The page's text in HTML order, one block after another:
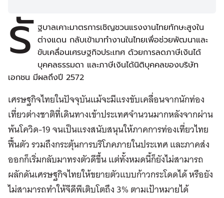
รั ฐบาลเคาะมาตรการเชิญชวนแรงงานไทยทักษะสูงใน
ต่างแดน กลับเข้ามาทำงานในไทยเพื่อช่วยพัฒนาและ
ขับเคลื่อนเศรษฐกิจประเทศ ด้วยการลดภาษีเงินได้
บุคคลธรรมดา และภาษีเงินได้นิติบุคคลของบริษัท
เอกชน มีผลถึงปี 2572
เศรษฐกิจไทยในปัจจุบันแม้จะมีแรงขับเคลื่อนจากนักท่อง
เที่ยวต่างชาติที่เดินทางเข้าประเทศจำนวนมากหลังจากผ่าน
พ้นโควิด-19 จนเป็นแรงสนับสนุนให้ภาคการท่องเที่ยวไทย
ฟื้นตัว รวมถึงกระตุ้นการบริโภคภายในประเทศ และภาคส่ง
ออกก็เริ่มกลับมาทรงตัวดีขึ้น แต่ทั้งหมดนี้ก็ยังไม่สามารถ
ผลักดันเศรษฐกิจไทยให้ขยายตัวแบบก้าวกระโดดได้ หรือยัง
ไม่สามารถทำให้จีดีพีเติบโตถึง 3% ตามเป้าหมายได้